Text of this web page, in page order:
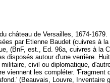
château de Versailles, 1674-
par Etienne Baudet (cuivres à
(BnF, est., Ed. 96a, cuivres à la
disposés autour d'une verrière.
civil ou diplomatique,
viennent les compléter. 'Fragment
(Beauvais, Louvre, Inventaire